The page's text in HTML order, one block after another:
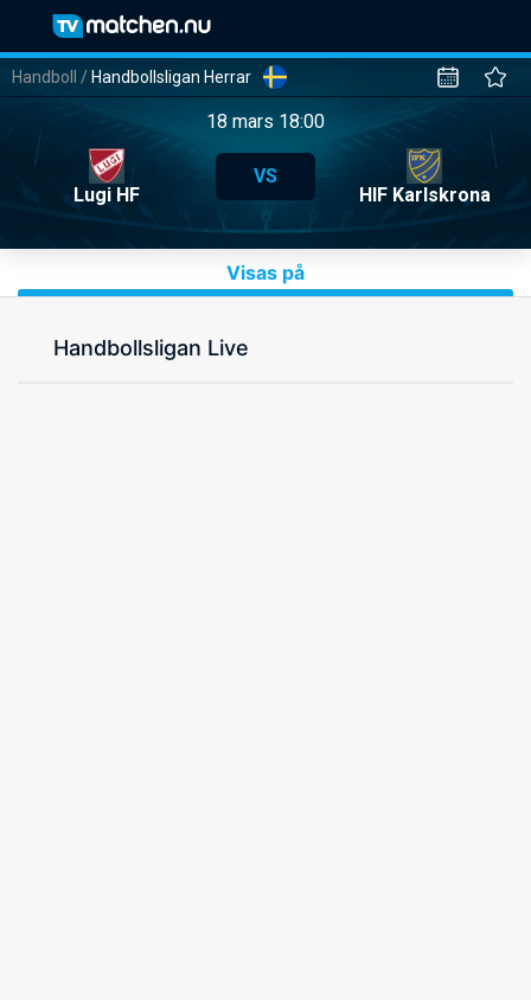
Handboll / Handbollsligan Herrar
18 mars 18:00
Lugi HF
VS
HIF Karlskrona
Visas på
Handbollsligan Live